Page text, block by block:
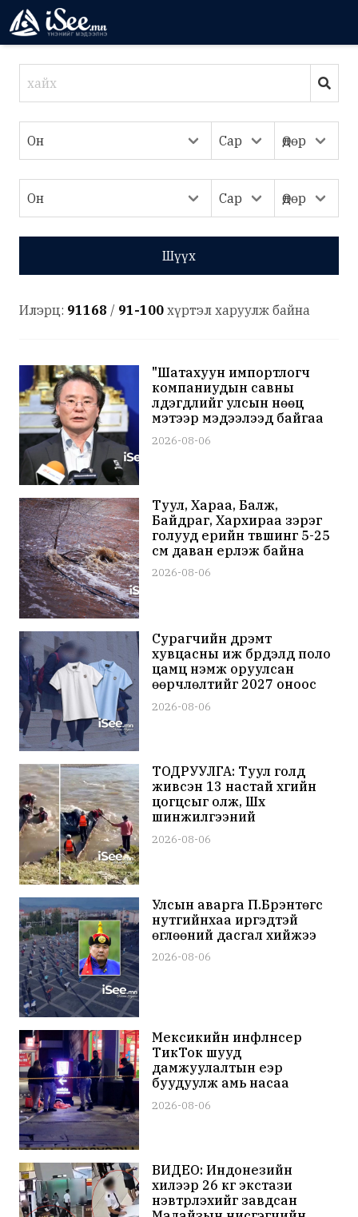
Шүүх
Илэрц: 91168 / 91-100 хүртэл харуулж байна
"Шатахуун импортлогч
компаниудын савны
үлдэгдлийг улсын нөөц
мэтээр мэдээлээд байгаа
нь буруу"
2026-08-06
Туул, Хараа, Балж,
Байдраг, Хархираа зэрэг
голууд үерийн түвшинг 5-25
см даван үерлэж байна
2026-08-06
Сурагчийн дүрэмт
хувцасны иж бүрдэлд поло
цамц нэмж оруулсан
өөрчлөлтийг 2027 оноос
мөрдөхөөр тусгажээ
2026-08-06
ТОДРУУЛГА: Туул голд
живсэн 13 настай хүүгийн
цогцсыг олж, Шүүх
шинжилгээний
байгууллагад шилжүүлжээ
2026-08-06
Улсын аварга П.Бүрэнтөгс
нутгийнхаа иргэдтэй
өглөөний дасгал хийжээ
2026-08-06
Мексикийн инфлүнсер
ТикТок шууд
дамжуулалтын үеэр
буудуулж амь насаа
алджээ
2026-08-06
ВИДЕО: Индонезийн
хилээр 26 кг экстази
нэвтрүүлэхийг завдсан